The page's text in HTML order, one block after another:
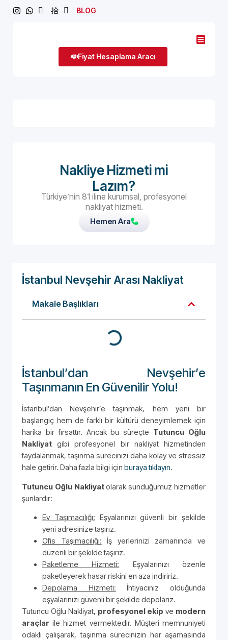
BLOG
Fiyat Hesaplama Aracı
Nakliye Hizmeti mi
Lazım?
Türkiye’nin 81 iline kurumsal, profesyonel
nakliyat hizmeti.
Hemen Ara
İstanbul Nevşehir Arası Nakliyat
Makale Başlıkları
İstanbul’dan Nevşehir’e
Taşınmanın En Güvenilir Yolu!
İstanbul’dan Nevşehir’e taşınmak, hem yeni bir
başlangıç hem de farklı bir kültürü deneyimlemek için
harika bir fırsattır. Ancak bu süreçte Tutuncu Oğlu
Nakliyat gibi profesyonel bir nakliyat hizmetinden
faydalanmak, taşınma sürecinizi daha kolay ve stressiz
hale getirir. Daha fazla bilgi için buraya tıklayın.
Tutuncu Oğlu Nakliyatolarak sunduğumuz hizmetler
şunlardır:
Ev Taşımacılığı: Eşyalarınızı güvenli bir şekilde
yeni adresinize taşırız.
Ofis Taşımacılığı: İş yerlerinizi zamanında ve
düzenli bir şekilde taşırız.
Paketleme Hizmeti: Eşyalarınızı özenle
paketleyerek hasar riskini en aza indiririz.
Depolama Hizmeti: İhtiyacınız olduğunda
eşyalarınızı güvenli bir şekilde depolarız.
Tutuncu Oğlu Nakliyat, profesyonel ekip ve modern
araçlar ile hizmet vermektedir. Müşteri memnuniyeti
odaklı çalışarak, taşınma sürecinizin her aşamasında